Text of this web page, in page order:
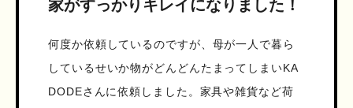
家がすっかりキレイになりました！
何度か依頼しているのですが、母が一人で暮ら
しているせいか物がどんどんたまってしまいKA
DODEさんに依頼しました。家具や雑貨など荷